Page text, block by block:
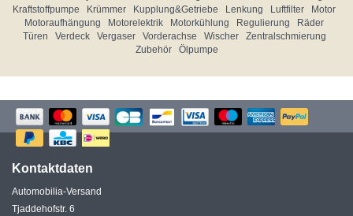
Kraftstoffpumpe
Krümmer Kupplung&Getriebe Lenkung Luftfilter
Motor
Motoraufhängung
Motorelektrik Motorkühlung Regulierung
Räder
Türen
Verdeck Vergaser Vorderachse Wischer
Zentralschmierung
Zubehör
Ölpumpe
Kontaktdaten
Automobilia-Versand
Tjaddehofstr. 6